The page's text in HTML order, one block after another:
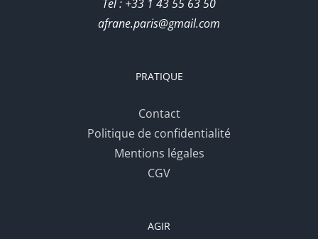
Tel : +33 1 43 55 63 50
afrane.paris@gmail.com
PRATIQUE
Contact
Politique de confidentialité
Mentions légales
CGV
AGIR